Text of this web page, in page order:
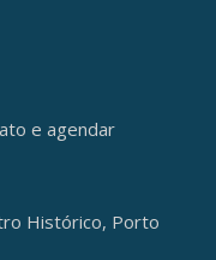
e agendar
Histórico, Porto